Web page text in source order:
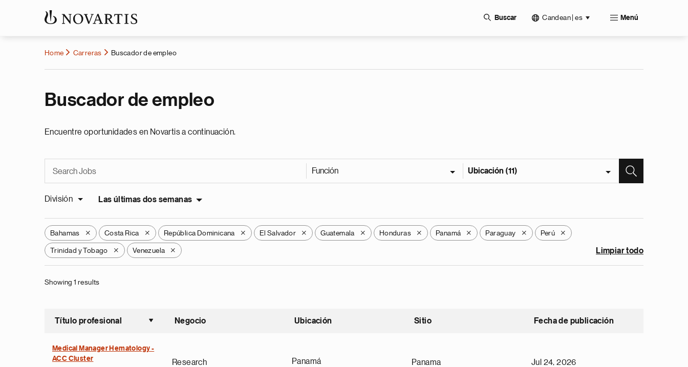
Buscar Candean | es Menú
Home Carreras Buscador de empleo
Buscador de empleo
Encuentre oportunidades en Novartis a continuación.
Función Ubicación (11)
División Las últimas dos semanas
Bahamas X Costa Rica X República Dominicana X El Salvador X Guatemala X Honduras X Panamá X Paraguay X Perú X
Trinidad y Tobago X Venezuela X Limpiar todo
Showing 1 results
Título profesional
Ordenar ascendente
Negocio Ubicación Sitio Fecha de publicación
Medical Manager Hematology -
ACC Cluster
Research Panamá Panama Jul 24, 2026